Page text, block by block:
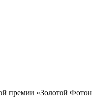
премии «Золотой